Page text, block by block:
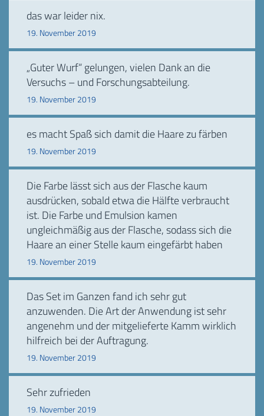
das war leider nix.
19. November 2019
„Guter Wurf“ gelungen, vielen Dank an die
Versuchs – und Forschungsabteilung.
19. November 2019
es macht Spaß sich damit die Haare zu färben
19. November 2019
Die Farbe lässt sich aus der Flasche kaum
ausdrücken, sobald etwa die Hälfte verbraucht
ist. Die Farbe und Emulsion kamen
ungleichmäßig aus der Flasche, sodass sich die
Haare an einer Stelle kaum eingefärbt haben
19. November 2019
Das Set im Ganzen fand ich sehr gut
anzuwenden. Die Art der Anwendung ist sehr
angenehm und der mitgelieferte Kamm wirklich
hilfreich bei der Auftragung.
19. November 2019
Sehr zufrieden
19. November 2019